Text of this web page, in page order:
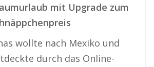
mit Upgrade zum
wollte nach Mexiko und
durch das Online-